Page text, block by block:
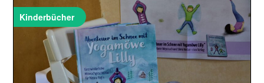
Kinderbücher